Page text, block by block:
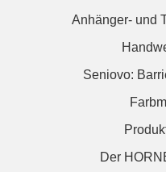
Anhänger- und
Seniovo:
Der